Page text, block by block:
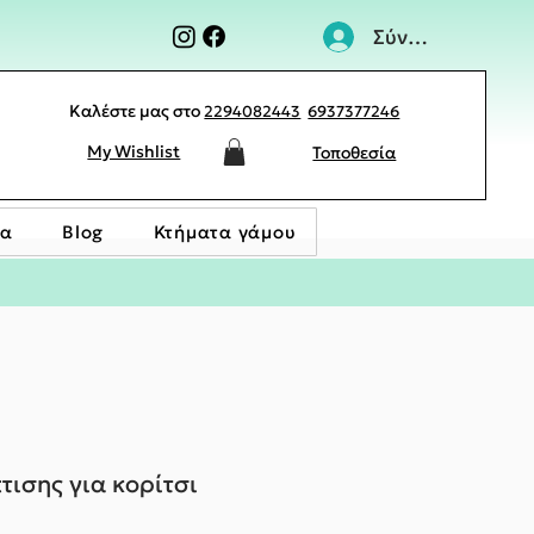
Σύνδεση
Καλέστε μας στο2294082443 6937377246
My Wishlist Τοποθεσία
Blog Κτήματα γάμου
για κορίτσι